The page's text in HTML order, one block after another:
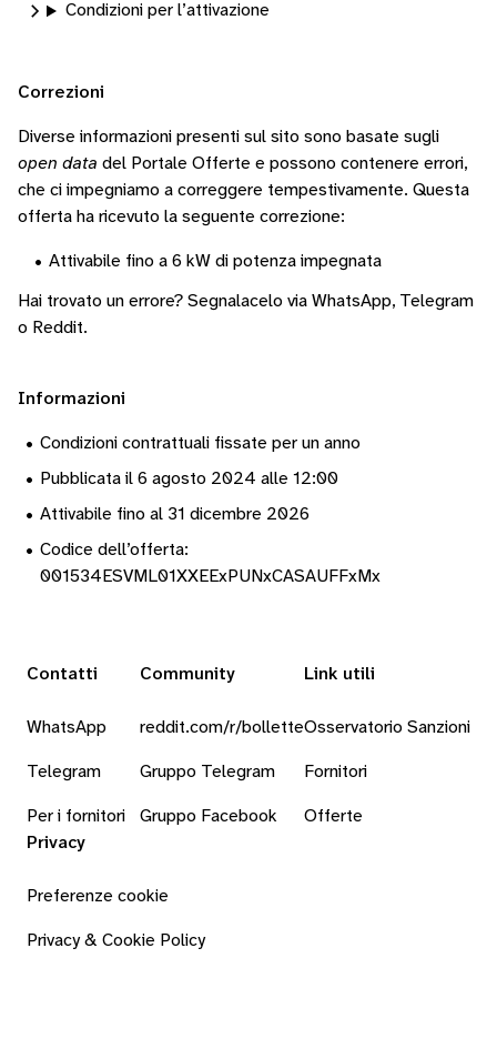
Condizioni per l’attivazione
Correzioni
Diverse informazioni presenti sul sito sono basate sugli
open data del Portale Offerte e possono contenere errori,
che ci impegniamo a correggere tempestivamente. Questa
offerta ha ricevuto la seguente correzione:
• Attivabile fino a 6 kW di potenza impegnata
Hai trovato un errore? Segnalacelo via WhatsApp, Telegram
o Reddit.
Informazioni
• Condizioni contrattuali fissate per un anno
• Pubblicata il 6 agosto 2024 alle 12:00
• Attivabile fino al 31 dicembre 2026
• Codice dell’offerta:
001534ESVML01XXEExPUNxCASAUFFxMx
Contatti
WhatsApp
Telegram
Per i fornitori
Community
reddit.com/r/bollette
Gruppo Telegram
Gruppo Facebook
Link utili
Osservatorio Sanzioni
Fornitori
Offerte
Privacy
Preferenze cookie
Privacy & Cookie Policy